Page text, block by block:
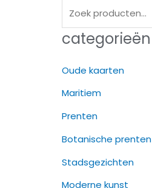
o
e
n
n
a
categorieën
Oude kaarten
Maritiem
Prenten
Botanische prenten
Stadsgezichten
Moderne kunst